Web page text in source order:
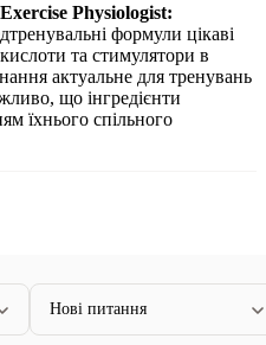
Physiologist:
формули цікаві
та стимулятори в
актуальне для тренувань
що інгредієнти
їхнього спільного
Нові питання